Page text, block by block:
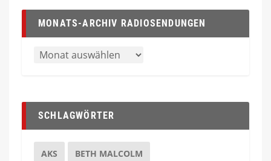
MONATS-ARCHIV RADIOSENDUNGEN
SCHLAGWÖRTER
AKS BETH MALCOLM